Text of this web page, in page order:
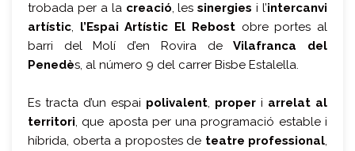
trobada per a la creació, lessinergies i l’intercanvi
artístic, l’Espai Artístic El Rebostobre portes al
barri del Molí d’en Rovira deVilafranca del
Penedès, al número 9 del carrer Bisbe Estalella.
Es tracta d’un espai polivalent, proper i arrelat al
territori, que aposta per una programació estable i
híbrida, oberta a propostes de teatre professional,